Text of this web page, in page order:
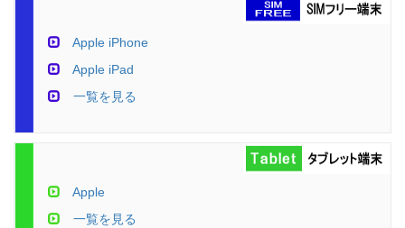
Apple iPhone
Apple iPad
一覧を見る
Apple
一覧を見る